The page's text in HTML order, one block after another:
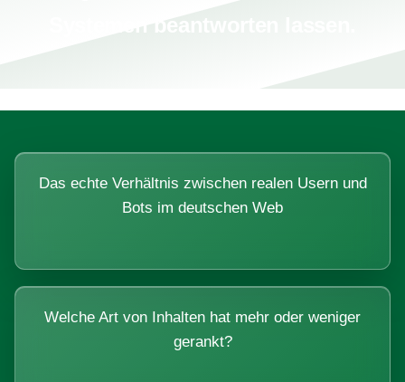
Das echte Verhältnis zwischen realen Usern und
Bots im deutschen Web
Welche Art von Inhalten hat mehr oder weniger
gerankt?